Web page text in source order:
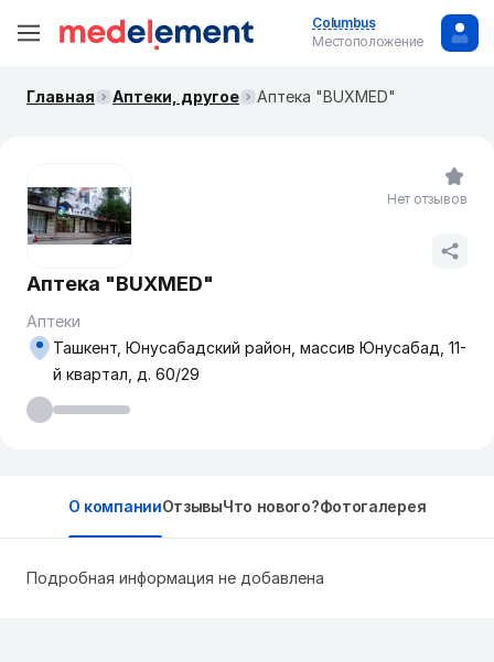
Columbus
Местоположение
Главная Аптеки, другое Аптека "BUXMED"
Аптека "BUXMED"
Аптеки
Ташкент, Юнусабадский район, массив Юнусабад, 11-
й квартал, д. 60/29
Нет отзывов
О компанииОтзывыЧто нового?Фотогалерея
Подробная информация не добавлена